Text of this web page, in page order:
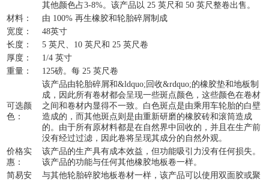
其他颜色占3-8%。该产品以 25 英尺和 50 英尺整卷出售。
材料：
由 100% 再生橡胶和轮胎碎屑制成
宽度：
48英寸
长度：
5 英尺、10 英尺和 25 英尺卷
厚度：
1/4 英寸
重量：
125磅。每 25 英尺卷
可选颜
色：
该产品由轮胎碎屑和&ldquo;回收&rdquo;的橡胶垫和地板制
成，因此所有卷材都会呈现一些斑点颜色，这些颜色在卷材
之间和卷材内显得不一致。白色斑点是由乘用车轮胎的白壁
造成的，而其他斑点则是由重新研磨的橡胶砖和滚筒造成
的。由于所有原材料都是在自然界中回收的，并且在生产前
没有经过过滤，因此卷将呈现其成分的自然外观。
价格实
惠：
该产品的生产具有成本效益，但功能吸引力没有任何损失。
该产品的功能与任何其他橡胶地板卷一样。
简易安
与其他轮胎碎胶地板卷材一样，该产品可以使用双面胶或聚